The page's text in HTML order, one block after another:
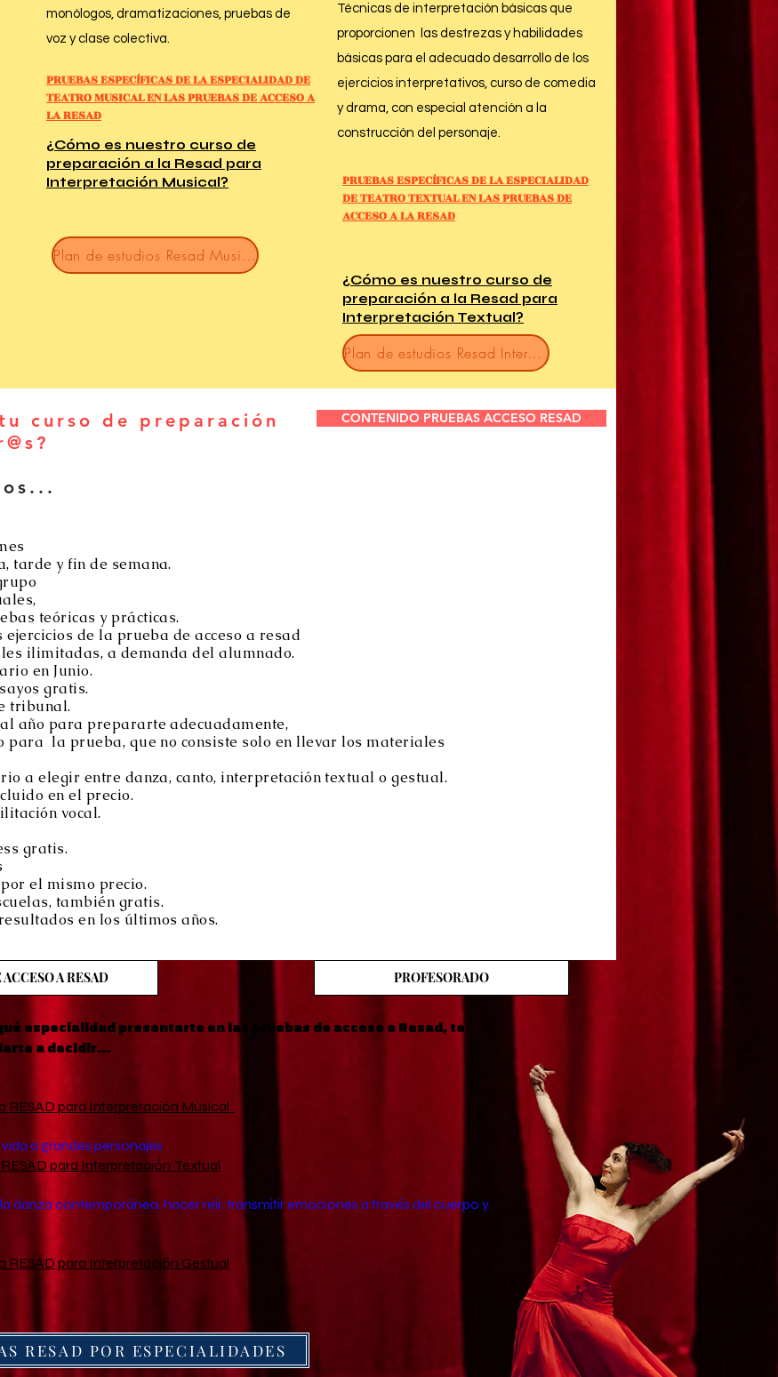
monólogos, dramatizaciones, pruebas de
voz y clase colectiva.
PRUEBAS ESPECÍFICAS DE LAESPECIALIDAD DE
TEATRO MUSICALEN LAS PRUEBASDE ACCESO A
LA RESAD
¿Cómo es nuestro curso de
preparación a la Resad para
Interpretación Musical?
Plan de estudios Resad Musical
Técnicas de interpretación básicas que
proporcionen las destrezas y habilidades
básicas para el adecuado desarrollo de los
ejercicios interpretativos, curso de comedia
y drama, con especial atención a la
construcción del personaje.
PRUEBAS ESPECÍFICAS DE LAESPECIALIDAD
DE TEATRO TEXTUALEN LAS PRUEBASDE
ACCESO A LA RESAD
¿Cómo es nuestro curso de
preparación a la Resad para
Interpretación Textual?
Plan de estudios Resad Interpretación Textual
curso de preparación
CONTENIDO PRUEBAS ACCESO RESAD
tarde y fin de semana.
teóricas y prácticas.
de la prueba de acceso a resad
ilimitadas, a demanda del alumnado.
en Junio.
gratis.
tribunal.
año para prepararte adecuadamente,
para la prueba, que no consiste solo en llevar los materiales
a elegir entre danza, canto, interpretación textual o gestual.
en el precio.
vocal.
gratis.
el mismo precio.
también gratis.
en los últimos años.
especialidad presentarte en las pruebas de acceso a Resad, te
a decidir...
RESAD para Interpretación Musical
a grandes personajes
para Interpretación Textual
danza contemporánea, hacer reír, transmitir emociones a través del cuerpo y
RESAD para Interpretación Gestual
PROFESORADO
A RESAD
RESAD POR ESPECIALIDADES